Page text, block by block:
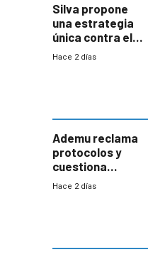
Silva propone
una estrategia
única contra el
narcotráfico y
Hace 2 días
Ademu reclama
protocolos y
cuestiona
demora de
Hace 2 días